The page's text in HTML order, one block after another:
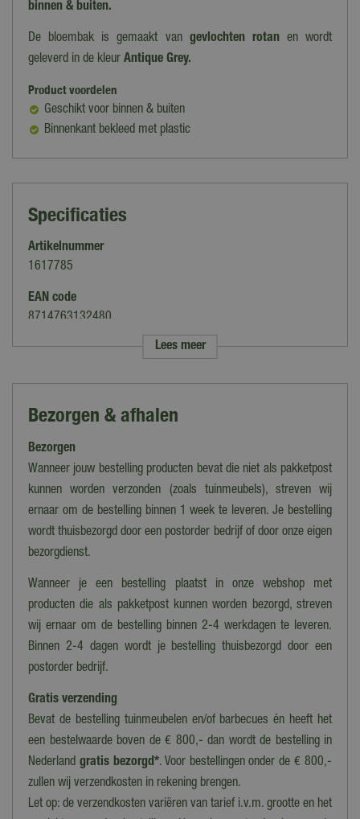
binnen & buiten.
De bloembak is gemaakt van gevlochten rotanen wordt
geleverd in de kleur Antique Grey.
Product voordelen
Geschikt voor binnen & buiten
Binnenkant bekleed met plastic
Specificaties
Artikelnummer
1617785
EAN code
8714763132480
Merk
Bruin
Uitvoering
Vierkant
Materiaal
Lengte/diameter (cm)
21 cm
Lengte
21 cm
Breedte
21 cm
Hoogte
19 cm
Lees meer
Bezorgen & afhalen
Bezorgen
Wanneer jouw bestelling producten bevat die niet als pakketpost
kunnen worden verzonden (zoals tuinmeubels), streven wij
ernaar om de bestelling binnen 1 week te leveren. Je bestelling
wordt thuisbezorgd door een postorder bedrijf of door onze eigen
bezorgdienst.
Wanneer je een bestelling plaatst in onze webshop met
producten die als pakketpost kunnen worden bezorgd, streven
wij ernaar om de bestelling binnen 2-4 werkdagen te leveren.
Binnen 2-4 dagen wordt je bestelling thuisbezorgd door een
postorder bedrijf.
Gratis verzending
Bevat de bestelling tuinmeubelen en/of barbecues én heeft het
een bestelwaarde boven de € 800,- dan wordt de bestelling in
Nederland gratis bezorgd*. Voor bestellingen onder de € 800,-
zullen wij verzendkosten in rekening brengen.
Let op: de verzendkosten variëren van tarief i.v.m. grootte en het